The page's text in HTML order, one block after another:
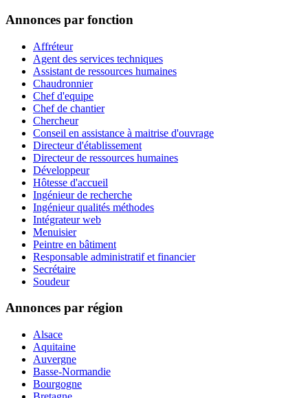
Annonces par fonction
Affréteur
Agent des services techniques
Assistant de ressources humaines
Chaudronnier
Chef d'equipe
Chef de chantier
Chercheur
Conseil en assistance à maitrise d'ouvrage
Directeur d'établissement
Directeur de ressources humaines
Développeur
Hôtesse d'accueil
Ingénieur de recherche
Ingénieur qualités méthodes
Intégrateur web
Menuisier
Peintre en bâtiment
Responsable administratif et financier
Secrétaire
Soudeur
Annonces par région
Alsace
Aquitaine
Auvergne
Basse-Normandie
Bourgogne